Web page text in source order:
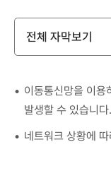
전체 자막보기
이동통신망을 이용
발생할 수 있습니다.
네트워크 상황에